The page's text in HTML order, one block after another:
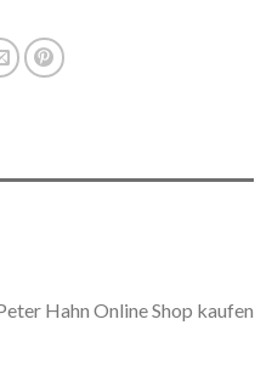
Hahn Online Shop kaufen